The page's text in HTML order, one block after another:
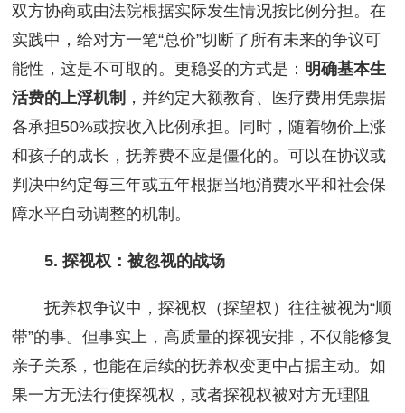
双方协商或由法院根据实际发生情况按比例分担。在
实践中，给对方一笔“总价”切断了所有未来的争议可
能性，这是不可取的。更稳妥的方式是： 明确基本生
活费的上浮机制 ，并约定大额教育、医疗费用凭票据
各承担50%或按收入比例承担。同时，随着物价上涨
和孩子的成长，抚养费不应是僵化的。可以在协议或
判决中约定每三年或五年根据当地消费水平和社会保
障水平自动调整的机制。
5. 探视权：被忽视的战场
抚养权争议中，探视权（探望权）往往被视为“顺
带”的事。但事实上，高质量的探视安排，不仅能修复
亲子关系，也能在后续的抚养权变更中占据主动。如
果一方无法行使探视权，或者探视权被对方无理阻